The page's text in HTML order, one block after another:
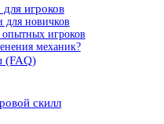
игроков
для новичков
опытных игроков
механик?
(FAQ)
скилл